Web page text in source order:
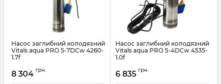
Насос заглибний колодязний
Vitals aqua PRO 5-7DCw 4260-
1.7f
8 304 грн.
Насос заглибний колодязний
Vitals aqua PRO 5-4DCw 4535-
1.0f
6 835 грн.